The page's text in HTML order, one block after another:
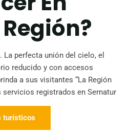
perfecta unión del cielo, el
reducido y con accesos
a sus visitantes “La Región
servicios registrados en Sernatur
turísticos